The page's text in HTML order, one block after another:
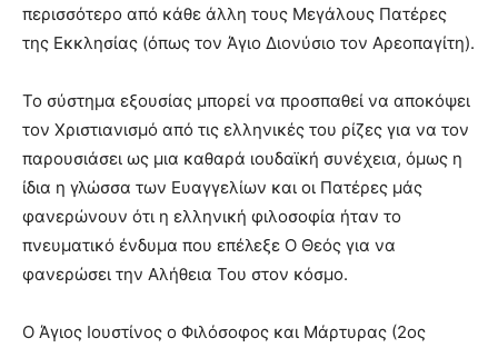
περισσότερο από κάθε άλλη τους Μεγάλους Πατέρες
της Εκκλησίας (όπως τον Άγιο Διονύσιο τον Αρεοπαγίτη).
Το σύστημα εξουσίας μπορεί να προσπαθεί να αποκόψει
τον Χριστιανισμό από τις ελληνικές του ρίζες για να τον
παρουσιάσει ως μια καθαρά ιουδαϊκή συνέχεια, όμως η
ίδια η γλώσσα των Ευαγγελίων και οι Πατέρες μάς
φανερώνουν ότι η ελληνική φιλοσοφία ήταν το
πνευματικό ένδυμα που επέλεξε Ο Θεός για να
φανερώσει την Αλήθεια Του στον κόσμο.
Ο Άγιος Ιουστίνος ο Φιλόσοφος και Μάρτυρας (2ος